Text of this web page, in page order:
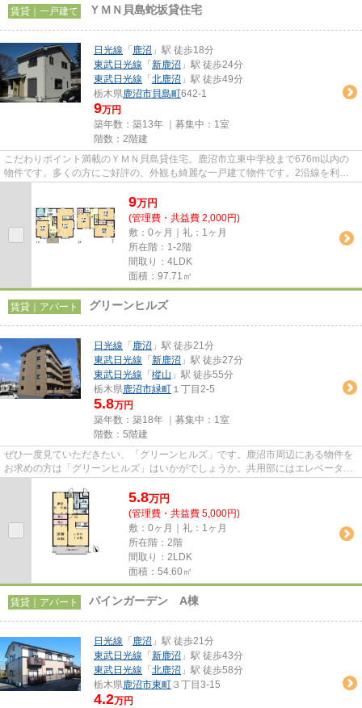
賃貸｜一戸建て ＹＭＮ貝島蛇坂貸住宅
日光線 「 鹿沼 」駅 徒歩18分
東武日光線 「 新鹿沼 」駅 徒歩24分
東武日光線 「 北鹿沼 」駅 徒歩49分
栃木県鹿沼市貝島町642-1
9万円
築年数：築13年 ｜募集中： 1室
階数：2階建
こだわりポイント満載のＹＭＮ貝島貸住宅。鹿沼市立東中学校まで676m以内の
物件です。多くの方にご好評の、外観も綺麗な一戸建て物件です。2沿線を利用
9万円
(管理費・共益費 2,000円)
敷：0ヶ月｜礼：1ヶ月
所在階：1-2階
間取り：4LDK
面積：97.71㎡
賃貸｜アパート グリーンヒルズ
日光線 「 鹿沼 」駅 徒歩21分
東武日光線 「 新鹿沼 」駅 徒歩27分
東武日光線 「 樅山 」駅 徒歩55分
栃木県鹿沼市緑町 １丁目2-5
5.8万円
築年数：築18年 ｜募集中： 1室
階数：5階建
ぜひ一度見ていただきたい、「グリーンヒルズ」です。鹿沼市周辺にある物件を
お求めの方は「グリーンヒルズ」はいかがでしょうか。共用部にはエレベータ・
5.8万円
(管理費・共益費 5,000円)
敷：0ヶ月｜礼：1ヶ月
所在階：2階
間取り：2LDK
面積：54.60㎡
賃貸｜アパート パインガーデン A棟
日光線 「 鹿沼 」駅 徒歩21分
東武日光線 「 新鹿沼 」駅 徒歩43分
東武日光線 「 北鹿沼 」駅 徒歩58分
栃木県鹿沼市東町 ３丁目3-15
4.2万円